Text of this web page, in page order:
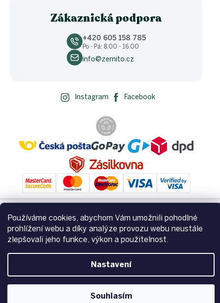
Používáme cookies, abychom Vám umožnili pohodlné
prohlížení webu a díky analýze provozu webu neustále
zlepšovali jeho funkce, výkon a použitelnost.
Nastavení
Souhlasím
Zákaznická podpora
+420 605 158 785
Po - Pá: 8.00 - 16.00
info@zemito.cz
Instagram Facebook
Vytvořil Shoptet
Copyright 2026Zemito.cz. Všechna práva vyhrazena.Upravit
nastavení cookies